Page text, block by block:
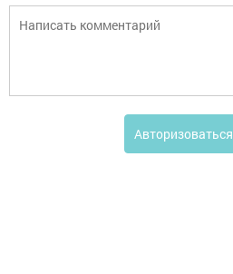
Авторизоваться